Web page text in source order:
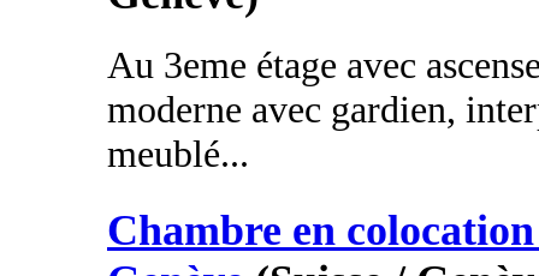
Au 3eme étage avec
moderne avec gardien,
meublé...
Chambre en